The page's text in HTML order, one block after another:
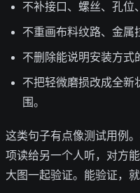
不补接口、螺丝、孔位
不重画布料纹路、金属
不删除能说明安装方式
不把轻微磨损改成全新
围。
这类句子有点像测试用例
项读给另一个人听，对方
大图一起验证。能验证，